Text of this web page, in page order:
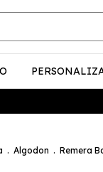
. Algodon . Remera